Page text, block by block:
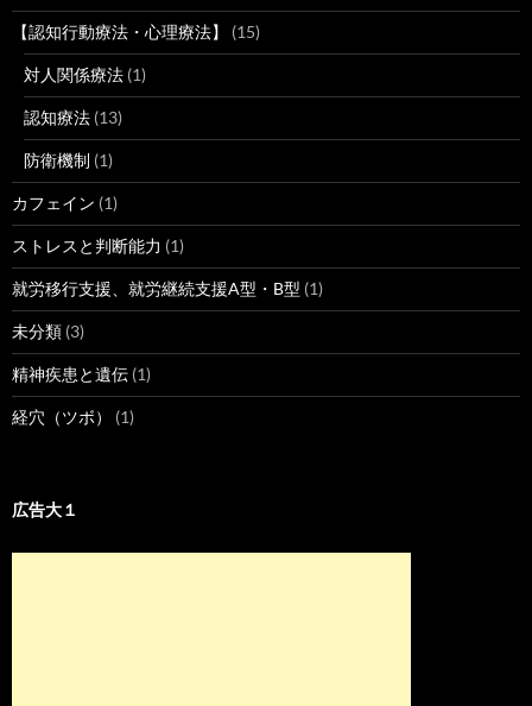
【認知行動療法・心理療法】 (15)
対人関係療法 (1)
認知療法 (13)
防衛機制 (1)
カフェイン (1)
ストレスと判断能力 (1)
就労移行支援、就労継続支援A型・B型 (1)
未分類 (3)
精神疾患と遺伝 (1)
経穴（ツボ） (1)
広告大１